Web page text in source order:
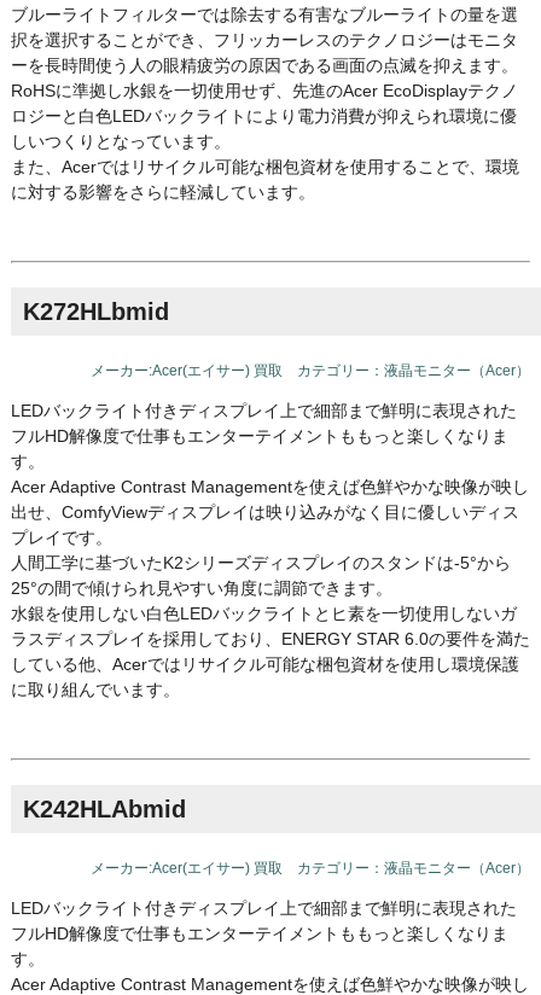
ブルーライトフィルターでは除去する有害なブルーライトの量を選
択を選択することができ、フリッカーレスのテクノロジーはモニタ
ーを長時間使う人の眼精疲労の原因である画面の点滅を抑えます。
RoHSに準拠し水銀を一切使用せず、先進のAcer EcoDisplayテクノ
ロジーと白色LEDバックライトにより電力消費が抑えられ環境に優
しいつくりとなっています。
また、Acerではリサイクル可能な梱包資材を使用することで、環境
に対する影響をさらに軽減しています。
K272HLbmid
メーカー:Acer(エイサー) 買取 カテゴリー：液晶モニター（Acer）
LEDバックライト付きディスプレイ上で細部まで鮮明に表現された
フルHD解像度で仕事もエンターテイメントももっと楽しくなりま
す。
Acer Adaptive Contrast Managementを使えば色鮮やかな映像が映し
出せ、ComfyViewディスプレイは映り込みがなく目に優しいディス
プレイです。
人間工学に基づいたK2シリーズディスプレイのスタンドは-5°から
25°の間で傾けられ見やすい角度に調節できます。
水銀を使用しない白色LEDバックライトとヒ素を一切使用しないガ
ラスディスプレイを採用しており、ENERGY STAR 6.0の要件を満た
している他、Acerではリサイクル可能な梱包資材を使用し環境保護
に取り組んでいます。
K242HLAbmid
メーカー:Acer(エイサー) 買取 カテゴリー：液晶モニター（Acer）
LEDバックライト付きディスプレイ上で細部まで鮮明に表現された
フルHD解像度で仕事もエンターテイメントももっと楽しくなりま
す。
Acer Adaptive Contrast Managementを使えば色鮮やかな映像が映し